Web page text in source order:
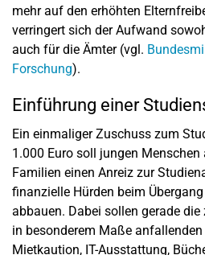
mehr auf den erhöhten
verringert sich der Aufwand
auch für die Ämter (vgl.
Forschung).
Einführung einer
Ein einmaliger Zuschuss zum
1.000 Euro soll jungen
Familien einen Anreiz zur
finanzielle Hürden beim
abbauen. Dabei sollen gerade
in besonderem Maße
Mietkaution, IT-Ausstattung,